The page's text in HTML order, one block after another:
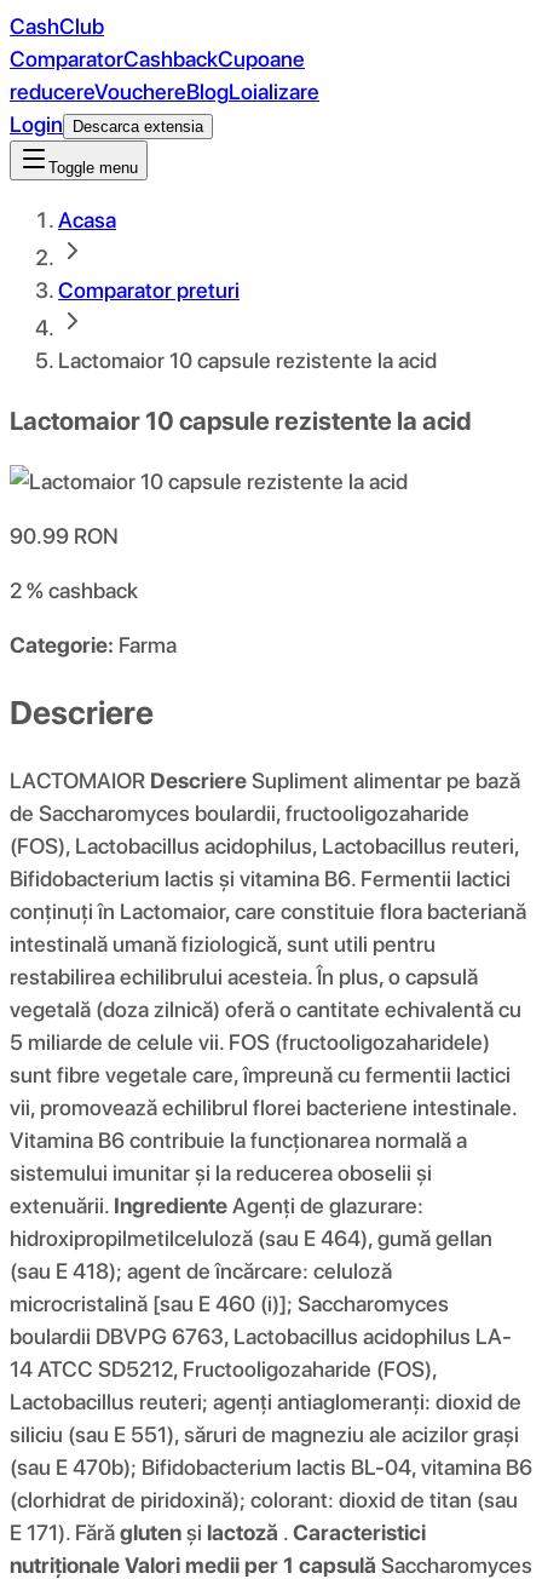
CashClub
ComparatorCashbackCupoane
reducereVouchereBlogLoializare
Login
Descarca extensia
Toggle menu
Acasa
Comparator preturi
Lactomaior 10 capsule rezistente la acid
Lactomaior 10 capsule rezistente la acid
90.99 RON
2 %cashback
Categorie: Farma
Descriere
LACTOMAIOR DescriereSupliment alimentar pe bază
de Saccharomyces boulardii, fructooligozaharide
(FOS), Lactobacillus acidophilus, Lactobacillus reuteri,
Bifidobacterium lactis și vitamina B6. Fermentii lactici
conținuți în Lactomaior, care constituie flora bacteriană
intestinală umană fiziologică, sunt utili pentru
restabilirea echilibrului acesteia. În plus, o capsulă
vegetală (doza zilnică) oferă o cantitate echivalentă cu
5 miliarde de celule vii. FOS (fructooligozaharidele)
sunt fibre vegetale care, împreună cu fermentii lactici
vii, promovează echilibrul florei bacteriene intestinale.
Vitamina B6 contribuie la funcționarea normală a
sistemului imunitar și la reducerea oboselii și
extenuării. IngredienteAgenți de glazurare:
hidroxipropilmetilceluloză (sau E 464), gumă gellan
(sau E 418); agent de încărcare: celuloză
microcristalină [sau E 460 (i)]; Saccharomyces
boulardii DBVPG 6763, Lactobacillus acidophilus LA-
14 ATCC SD5212, Fructooligozaharide (FOS),
Lactobacillus reuteri; agenți antiaglomeranți: dioxid de
siliciu (sau E 551), săruri de magneziu ale acizilor grași
(sau E 470b); Bifidobacterium lactis BL-04, vitamina B6
(clorhidrat de piridoxină); colorant: dioxid de titan (sau
E 171). Fărăglutenși lactoză .Caracteristici
nutriționaleValori medii per 1 capsulă Saccharomyces